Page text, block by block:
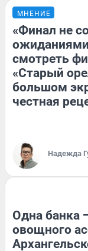
МНЕНИЕ
«Финал не
смотреть
«Старый
большом
честная
Надежда
Одна банка
овощного